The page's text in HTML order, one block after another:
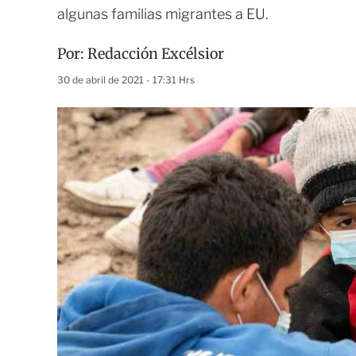
algunas familias migrantes a EU.
Por: Redacción Excélsior
30 de abril de 2021 - 17:31 Hrs